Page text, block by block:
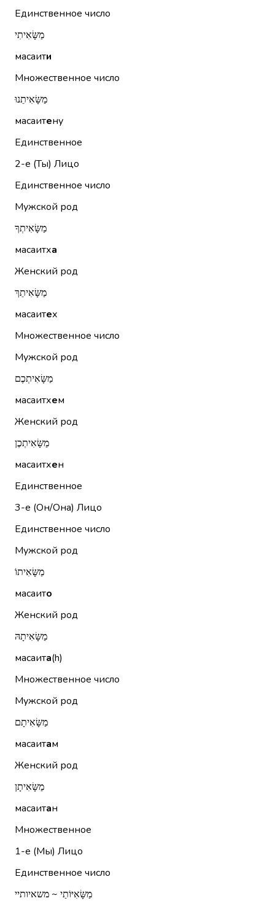
Единственное число
מַשָּׂאִיתִי
масаити
Множественное число
מַשָּׂאִיתֵנוּ
масаитену
Единственное
2-е (Ты) Лицо
Единственное число
Мужской род
מַשָּׂאִיתְךָ
масаитха
Женский род
מַשָּׂאִיתֵךְ
масаитех
Множественное число
Мужской род
מַשָּׂאִיתְכֶם
масаитхем
Женский род
מַשָּׂאִיתְכֶן
масаитхен
Единственное
3-е (Он/Она) Лицо
Единственное число
Мужской род
מַשָּׂאִיתוֹ
масаито
Женский род
מַשָּׂאִיתָהּ
масаита(h)
Множественное число
Мужской род
מַשָּׂאִיתָם
масаитам
Женский род
מַשָּׂאִיתָן
масаитан
Множественное
1-е (Мы) Лицо
Единственное число
מַשָּׂאִיּוֹתַי ~ משאיותיי